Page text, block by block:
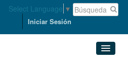
Select Language ▼
Iniciar Sesión